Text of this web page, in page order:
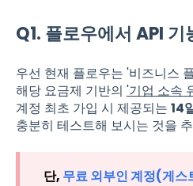
Q1. 플로우에서 API
우선 현재 플로우는 '비즈니스
해당 요금제 기반의 '기업 소속
계정 최초 가입 시 제공되는 14
충분히 테스트해 보시는 것을
단, 무료 외부인 계정(게스